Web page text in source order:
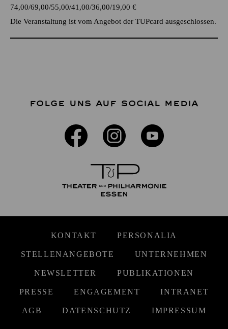
74,00 69,00 55,00 41,00 36,00 19,00 €
Die Veranstaltung ist vom Angebot der TUPcard ausgeschlossen.
FOLGE UNS AUF SOCIAL MEDIA
KONTAKT PERSONALIA
STELLENANGEBOTE UNTERNEHMEN
NEWSLETTER PUBLIKATIONEN
PRESSE ENGAGEMENT INTRANET
AGB DATENSCHUTZ IMPRESSUM